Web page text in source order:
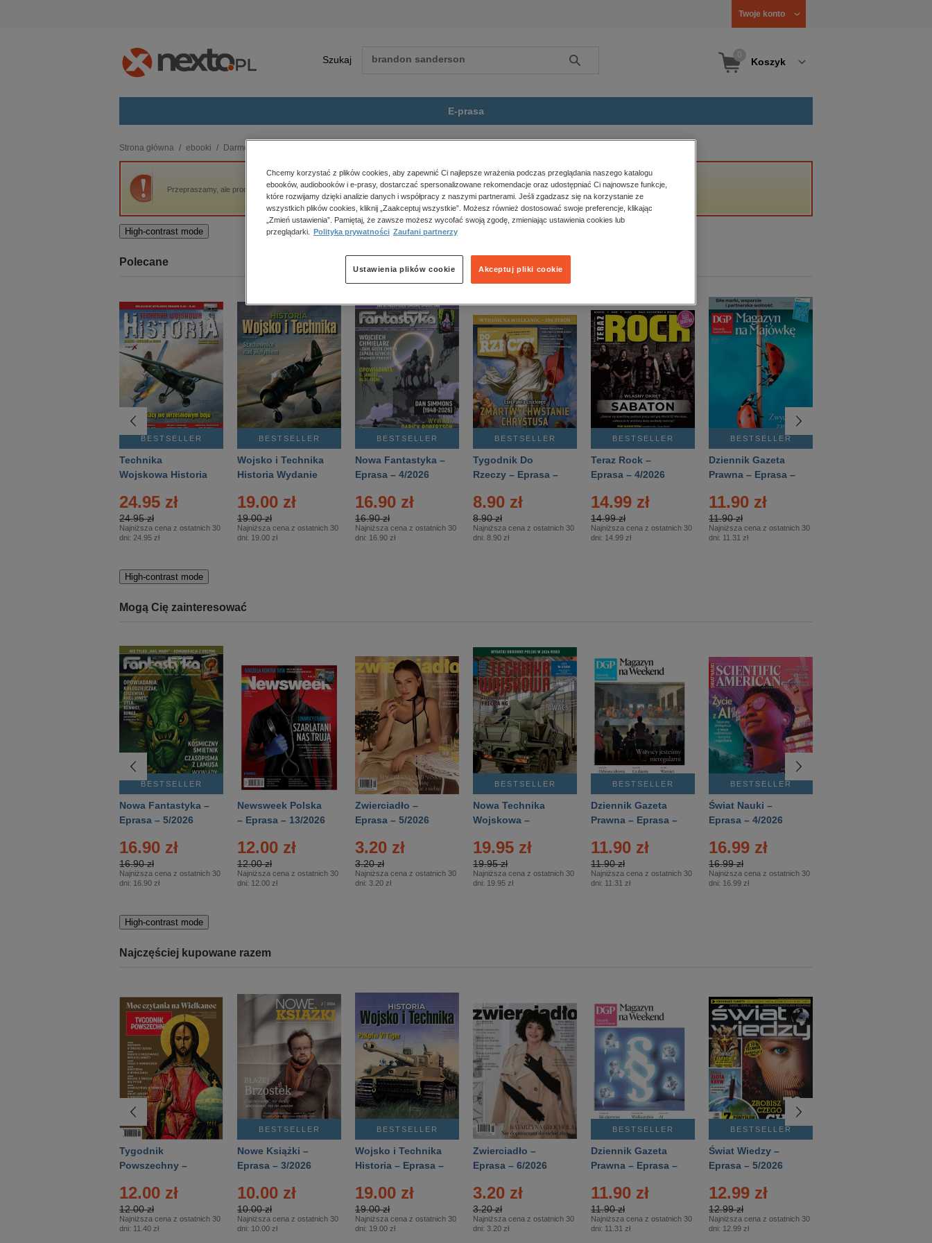
Twoje konto
Szukaj Szukaj Koszyk
E-prasa
budownictwo, aranżacja wnętrz
biznesowe, branżowe, gospodarka
darmowe wydania
edukacja
kobiece, lifestyle, kultura
polityka, społeczno-informacyjne
psychologiczne
inne
popularno-naukowe
historia
zdrowie
religie
Strona główna ebooki Darmowe ebooki
Przepraszamy, ale produkt „Dzieła Jana-Chrzciciela Pokelina Moliera w ośmiu tomach. T. 5” nie jest dostępny.
High-contrast mode
Polecane
BESTSELLER
Technika
Wojskowa Historia
24.95 zł
24.95 zł
Najniższa cena z ostatnich 30
dni: 24.95 zł
BESTSELLER
Wojsko i Technika
Historia Wydanie
– 2/2026
19.00 zł
19.00 zł
Najniższa cena z ostatnich 30
dni: 19.00 zł
BESTSELLER
Nowa Fantastyka –
Eprasa – 4/2026
16.90 zł
16.90 zł
Najniższa cena z ostatnich 30
dni: 16.90 zł
BESTSELLER
Tygodnik Do
Rzeczy – Eprasa –
8.90 zł
8.90 zł
Najniższa cena z ostatnich 30
dni: 8.90 zł
BESTSELLER
Teraz Rock –
Eprasa – 4/2026
14.99 zł
14.99 zł
Najniższa cena z ostatnich 30
dni: 14.99 zł
BESTSELLER
Dziennik Gazeta
Prawna – Eprasa –
11.90 zł
11.90 zł
Najniższa cena z ostatnich 30
dni: 11.31 zł
High-contrast mode
Mogą Cię zainteresować
BESTSELLER
Nowa Fantastyka –
Eprasa – 5/2026
16.90 zł
16.90 zł
Najniższa cena z ostatnich 30
dni: 16.90 zł
Newsweek Polska
– Eprasa – 13/2026
12.00 zł
12.00 zł
Najniższa cena z ostatnich 30
dni: 12.00 zł
Zwierciadło –
Eprasa – 5/2026
3.20 zł
3.20 zł
Najniższa cena z ostatnich 30
dni: 3.20 zł
BESTSELLER
Nowa Technika
Wojskowa –
19.95 zł
19.95 zł
Najniższa cena z ostatnich 30
dni: 19.95 zł
BESTSELLER
Dziennik Gazeta
Prawna – Eprasa –
11.90 zł
11.90 zł
Najniższa cena z ostatnich 30
dni: 11.31 zł
BESTSELLER
Świat Nauki –
Eprasa – 4/2026
16.99 zł
16.99 zł
Najniższa cena z ostatnich 30
dni: 16.99 zł
High-contrast mode
Najczęściej kupowane razem
Tygodnik
Powszechny –
12.00 zł
12.00 zł
Najniższa cena z ostatnich 30
dni: 11.40 zł
BESTSELLER
Nowe Książki –
Eprasa – 3/2026
10.00 zł
10.00 zł
Najniższa cena z ostatnich 30
dni: 10.00 zł
BESTSELLER
Wojsko i Technika
Historia – Eprasa –
19.00 zł
19.00 zł
Najniższa cena z ostatnich 30
dni: 19.00 zł
Zwierciadło –
Eprasa – 6/2026
3.20 zł
3.20 zł
Najniższa cena z ostatnich 30
dni: 3.20 zł
BESTSELLER
Dziennik Gazeta
Prawna – Eprasa –
11.90 zł
11.90 zł
Najniższa cena z ostatnich 30
dni: 11.31 zł
BESTSELLER
Świat Wiedzy –
Eprasa – 5/2026
12.99 zł
12.99 zł
Najniższa cena z ostatnich 30
dni: 12.99 zł
Chcemy korzystać z plików cookies, aby zapewnić Ci najlepsze wrażenia podczas przeglądania naszego katalogu
ebooków, audiobooków i e-prasy, dostarczać spersonalizowane rekomendacje oraz udostępniać Ci najnowsze funkcje,
które rozwijamy dzięki analizie danych i współpracy z naszymi partnerami. Jeśli zgadzasz się na korzystanie ze
wszystkich plików cookies, kliknij „Zaakceptuj wszystkie”. Możesz również dostosować swoje preferencje, klikając
„Zmień ustawienia”. Pamiętaj, że zawsze możesz wycofać swoją zgodę, zmieniając ustawienia cookies lub
przeglądarki.
Polityka prywatności Zaufani partnerzy
Akceptuj pliki cookie
Ustawienia plików cookie